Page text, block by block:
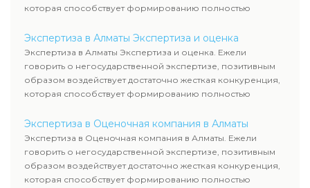
которая способствует формированию полностью
Экспертиза в Алматы Экспертиза и оценка
Экспертиза в Алматы Экспертиза и оценка. Ежели
говорить о негосударственной экспертизе, позитивным
образом воздействует достаточно жесткая конкуренция,
которая способствует формированию полностью
Экспертиза в Оценочная компания в Алматы
Экспертиза в Оценочная компания в Алматы. Ежели
говорить о негосударственной экспертизе, позитивным
образом воздействует достаточно жесткая конкуренция,
которая способствует формированию полностью